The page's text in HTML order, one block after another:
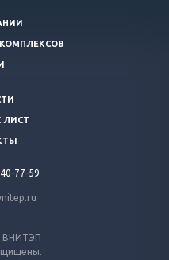
ВНИТЭП
ЛИСТ
77-59